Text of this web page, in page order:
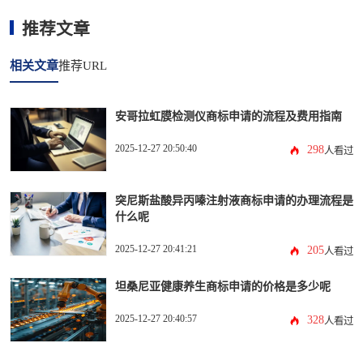
推荐文章
相关文章推荐URL
安哥拉虹膜检测仪商标申请的流程及费用指南
2025-12-27 20:50:40 298人看过
突尼斯盐酸异丙嗪注射液商标申请的办理流程是
什么呢
2025-12-27 20:41:21 205人看过
坦桑尼亚健康养生商标申请的价格是多少呢
2025-12-27 20:40:57 328人看过